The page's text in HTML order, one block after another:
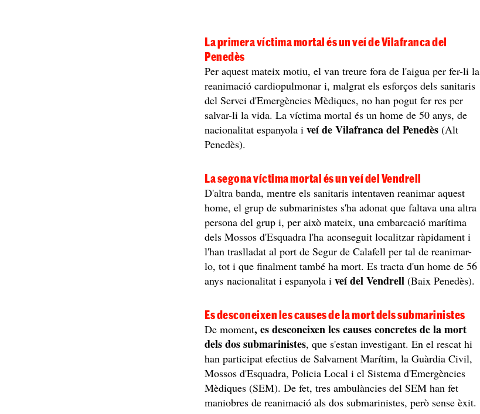
La primera víctima mortal és un veí de Vilafranca del
Penedès
Per aquest mateix motiu, el van treure fora de l'aigua per fer-li la
reanimació cardiopulmonar i, malgrat els esforços dels sanitaris
del Servei d'Emergències Mèdiques, no han pogut fer res per
salvar-li la vida. La víctima mortal és un home de 50 anys, de
nacionalitat espanyola iveí de Vilafranca del Penedès (Alt
Penedès).
La segona víctima mortal és un veí del Vendrell
D'altra banda, mentre els sanitaris intentaven reanimar aquest
home, el grup de submarinistes s'ha adonat que faltava una altra
persona del grup i, per això mateix, una embarcació marítima
dels Mossos d'Esquadra l'ha aconseguit localitzar ràpidament i
l'han traslladat al port de Segur de Calafell per tal de reanimar-
lo, tot i que finalment també ha mort. Es tracta d'un home de 56
anys nacionalitat i espanyola iveí del Vendrell (Baix Penedès).
Es desconeixen les causes de la mort dels submarinistes
De moment, es desconeixen les causes concretes de la mort
dels dos submarinistes, que s'estan investigant. En el rescat hi
han participat efectius de Salvament Marítim, la Guàrdia Civil,
Mossos d'Esquadra, Policia Local i el Sistema d'Emergències
Mèdiques (SEM). De fet, tres ambulàncies del SEM han fet
maniobres de reanimació als dos submarinistes, però sense èxit.